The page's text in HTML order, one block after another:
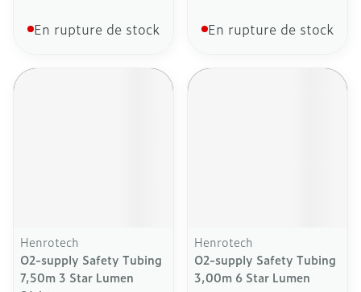
En rupture de stock En rupture de stock
Henrotech
O2-supply Safety Tubing
7,50m 3 Star Lumen
Henrotech
O2-supply Safety Tubing
3,00m 6 Star Lumen